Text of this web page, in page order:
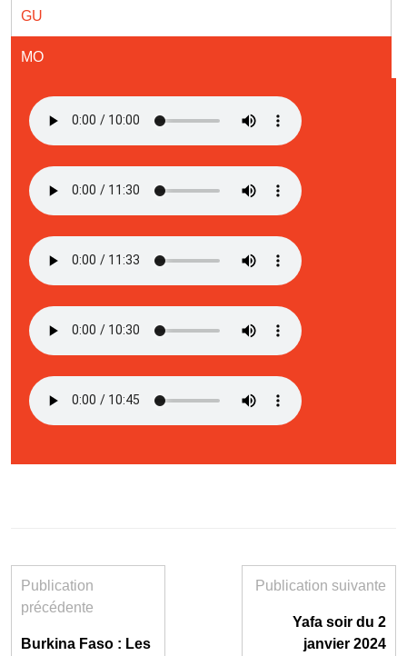
GU
MO
Publication
précédente
Burkina Faso : Les
Publication suivante
Yafa soir du 2
janvier 2024